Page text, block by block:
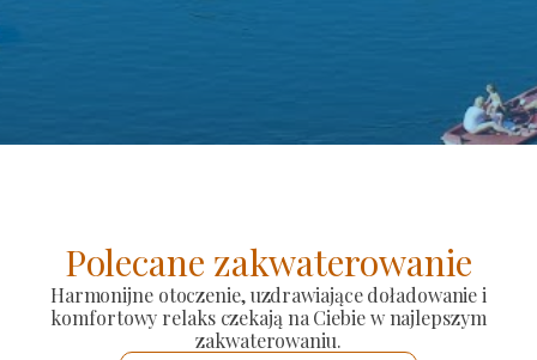
Polecane zakwaterowanie
Harmonijne otoczenie, uzdrawiające doładowanie i
komfortowy relaks czekają na Ciebie w najlepszym
zakwaterowaniu.